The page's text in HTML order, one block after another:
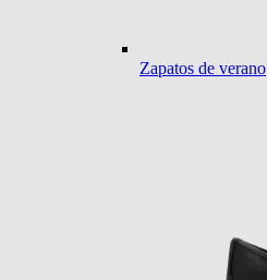
Zapatos de verano